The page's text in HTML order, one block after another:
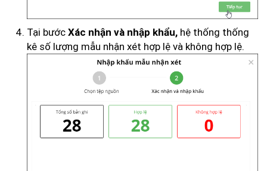
Tại bước Xác nhận và nhập khẩu, hệ thống thống
kê số lượng mẫu nhận xét hợp lệ và không hợp lệ.